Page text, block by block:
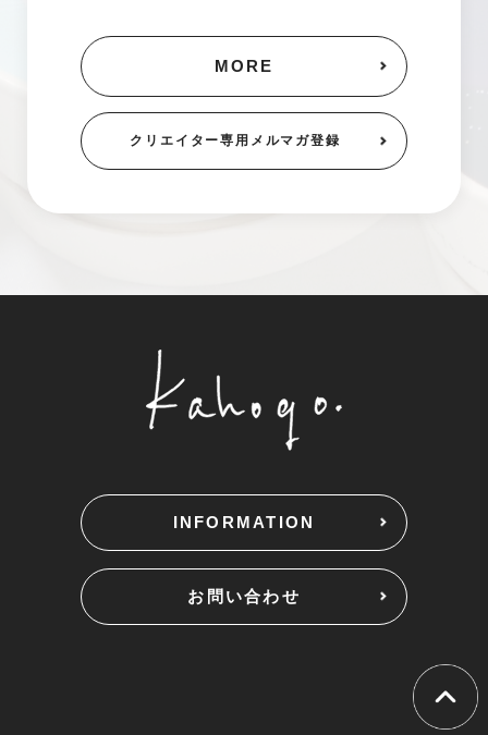
MORE
クリエイター専用 メルマガ登録
INFORMATION
お問い合わせ